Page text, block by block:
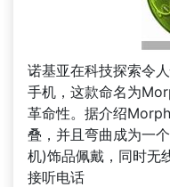
诺基亚在科技探索令
手机，这款命名为
革命性。据介绍
叠，并且弯曲成为一
机)饰品佩戴，同时无
接听电话